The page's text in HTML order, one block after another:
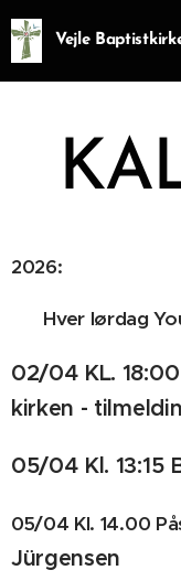
Vejle
2026:
Hver lørdag
02/04 KL.
kirken -
05/04 Kl. 13:15
05/04 Kl. 14.00
Jürgensen